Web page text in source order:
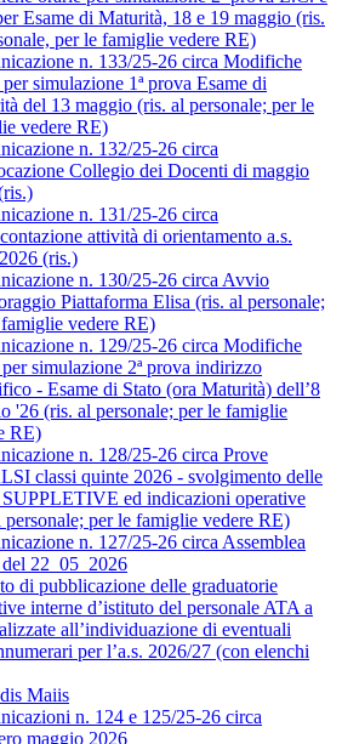
Esame di Maturità, 18 e 19 maggio (ris.
per le famiglie vedere RE)
n. 133/25-26 circa Modifiche
simulazione 1ª prova Esame di
del 13 maggio (ris. al personale; per le
vedere RE)
n. 132/25-26 circa
Collegio dei Docenti di maggio
n. 131/25-26 circa
attività di orientamento a.s.
(ris.)
n. 130/25-26 circa Avvio
Piattaforma Elisa (ris. al personale;
vedere RE)
n. 129/25-26 circa Modifiche
simulazione 2ª prova indirizzo
- Esame di Stato (ora Maturità) dell’8
'26 (ris. al personale; per le famiglie
RE)
n. 128/25-26 circa Prove
classi quinte 2026 - svolgimento delle
ed indicazioni operative
personale; per le famiglie vedere RE)
n. 127/25-26 circa Assemblea
22_05_2026
di pubblicazione delle graduatorie
interne d’istituto del personale ATA a
all’individuazione di eventuali
per l’a.s. 2026/27 (con elenchi
Maiis
n. 124 e 125/25-26 circa
maggio 2026